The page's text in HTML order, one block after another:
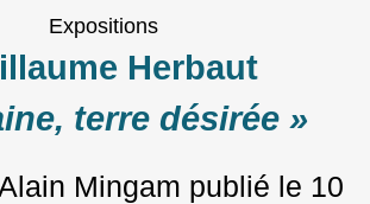
Expositions
Herbaut
terre désirée »
Mingam publié le 10